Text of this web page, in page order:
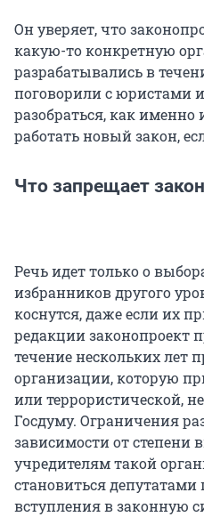
Он уверяет, что
какую-то конкретную
разрабатывались в
поговорили с юристами
разобраться, как именно
работать новый закон,
Что запрещает
Речь идет только о
избранников другого
коснутся, даже если их
редакции законопроект
течение нескольких лет
организации, которую
или террористической,
Госдуму. Ограничения
зависимости от степени
учредителям такой
становиться депутатами
вступления в законную